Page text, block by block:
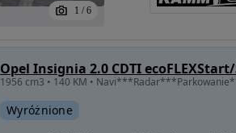
1 / 6
Opel Insignia 2.0 CDTI
Wyróżnione